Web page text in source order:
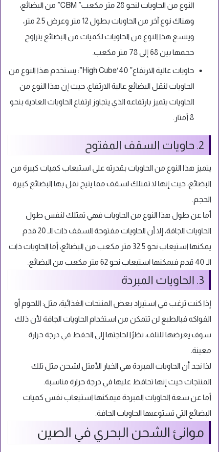
النوع من الحاويات لنحو 28 متر مكعب” CBM” من البضائع،
وهناك نوع آخر من الحاويات بطول 12 متر وعرض 2.5 متر،
ويتسع هذا النوع من الحاويات لكميات من البضائع يتراوح
حجمها بين 68 إلى 78 متر مكعب.
حاويات عالية الارتفاع” 40′High Cube”: يستخدم هذا النوع من
الحاويات لنقل البضائع عالية الارتفاع، حيث إن هذا النوع من
الحاويات يتميز بارتفاعه الذي يتجاوز ارتفاع الحاويات العادية بنحو
8 أمتار.
2. حاويات السقف المفتوح
يتميز هذا النوع من الحاويات بقدرته على استيعاب كميات كبيرة من
البضائع، حيث إنها لا تمتلك لسقف مما يتيح نقل بها البضائع كبيرة
الحجم.
أما عن طول هذا النوع من الحاويات فهي تمتلك لنفس طول
الحاويات الجافة، إلا أن الحاويات مفتوحة السقف ذات الـ 20 قدم
يمكنها استيعاب نحو 32.5 متر مكعب من البضائع، أما الحاويات ذات
الـ 40 قدم فيمكنها استيعاب نحو 62 متر مكعب من البضائع.
3. الحاويات المبردة
إذا كنت ترغب في استيراد بعض المنتجات الغذائية، مثل: اللحوم أو
الفواكه فبالطبع لن تتمكن من استخدام الحاويات الجافة لأن ذلك
سوف يعرضها للتلف، نظرًا لحاجتها إلى الحفظ في درجة حرارة
معينة.
لذا نجد أن الحاويات المبردة هي الخيار الأمثل لشحن مثل تلك
المنتجات حيث إنها تحافظ عليها في درجة حرارة مناسبة.
أما عن سعة الحاويات المبردة فيمكنها استيعاب نفس كميات
البضائع التي تستوعبها الحاويات الجافة.
موانئ الشحن البحري في الصين